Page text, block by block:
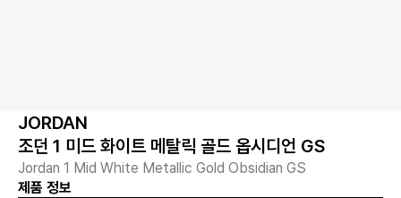
JORDAN
조던 1 미드 화이트 메탈릭 골드 옵시디언 GS
Jordan 1 Mid White Metallic Gold Obsidian GS
제품 정보